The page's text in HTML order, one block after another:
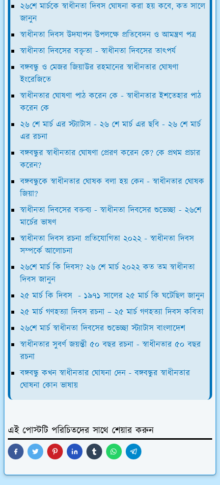
২৬শে মার্চকে স্বাধীনতা দিবস ঘোষনা করা হয় কবে, কত সালে
জানুন
স্বাধীনতা দিবস উদযাপন উপলক্ষে প্রতিবেদন ও আমন্ত্রণ পত্র
স্বাধীনতা দিবসের বক্তৃতা - স্বাধীনতা দিবসের তাৎপর্য
বঙ্গবন্ধু ও মেজর জিয়াউর রহমানের স্বাধীনতার ঘোষণা
ইংরেজিতে
স্বাধীনতার ঘোষণা পাঠ করেন কে - স্বাধীনতার ইশতেহার পাঠ
করেন কে
২৬ শে মার্চ এর স্ট্যাটাস - ২৬ শে মার্চ এর ছবি - ২৬ শে মার্চ
এর রচনা
বঙ্গবন্ধুর স্বাধীনতার ঘোষণা প্রেরণ করেন কে? কে প্রথম প্রচার
করেন?
বঙ্গবন্ধুকে স্বাধীনতার ঘোষক বলা হয় কেন - স্বাধীনতার ঘোষক
জিয়া?
স্বাধীনতা দিবসের বক্তব্য - স্বাধীনতা দিবসের শুভেচ্ছা - ২৬শে
মার্চের ভাষণ
স্বাধীনতা দিবস রচনা প্রতিযোগিতা ২০২২ - স্বাধীনতা দিবস
সম্পর্কে আলোচনা
২৬শে মার্চ কি দিবস? ২৬ শে মার্চ ২০২২ কত তম স্বাধীনতা
দিবস জানুন
২৫ মার্চ কি দিবস - ১৯৭১ সালের ২৫ মার্চ কি ঘটেছিল জানুন
২৫ মার্চ গণহত্যা দিবস রচনা – ২৫ মার্চ গণহত্যা দিবস কবিতা
২৬শে মার্চ স্বাধীনতা দিবসের শুভেচ্ছা স্ট্যাটাস বাংলাদেশ
স্বাধীনতার সুবর্ণ জয়ন্তী ৫০ বছর রচনা - স্বাধীনতার ৫০ বছর
রচনা
বঙ্গবন্ধু কখন স্বাধীনতার ঘোষনা দেন - বঙ্গবন্ধুর স্বাধীনতার
ঘোষনা কোন ভাষায়
এই পোস্টটি পরিচিতদের সাথে শেয়ার করুন